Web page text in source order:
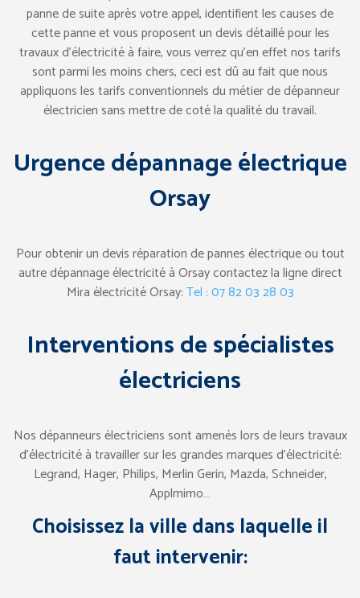
panne de suite après votre appel, identifient les causes de
cette panne et vous proposent un devis détaillé pour les
travaux d’électricité à faire, vous verrez qu’en effet nos tarifs
sont parmi les moins chers, ceci est dû au fait que nous
appliquons les tarifs conventionnels du métier de dépanneur
électricien sans mettre de coté la qualité du travail.
Urgence dépannage électrique
Orsay
Pour obtenir un devis réparation de pannes électrique ou tout
autre dépannage électricité à Orsay contactez la ligne direct
Mira électricité Orsay:Tel : 07 82 03 28 03
Interventions de spécialistes
électriciens
Nos dépanneurs électriciens sont amenés lors de leurs travaux
d’électricité à travailler sur les grandes marques d’électricité:
Legrand, Hager, Philips, Merlin Gerin, Mazda, Schneider,
Applmimo…
Choisissez la ville dans laquelle il
faut intervenir: